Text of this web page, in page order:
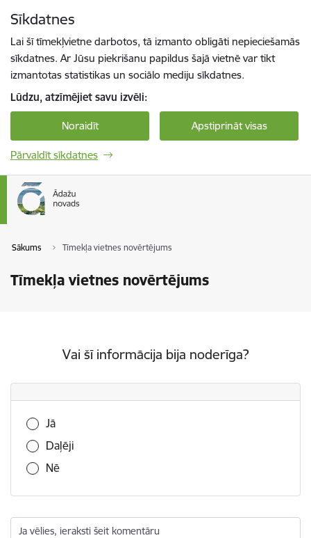
Sīkdatnes
Lai šī tīmekļvietne darbotos, tā izmanto obligāti nepieciešamās
sīkdatnes. Ar Jūsu piekrišanu papildus šajā vietnē var tikt
izmantotas statistikas un sociālo mediju sīkdatnes.
Lūdzu, atzīmējiet savu izvēli:
Noraidīt Apstiprināt visas
Pārvaldīt sīkdatnes
Sākums Tīmekļa vietnes novērtējums
Tīmekļa vietnes novērtējums
Vai šī informācija bija noderīga?
Vai šī informācija bija noderīga?
Jā
Daļēji
Nē
Ja vēlies, ieraksti šeit komentāru